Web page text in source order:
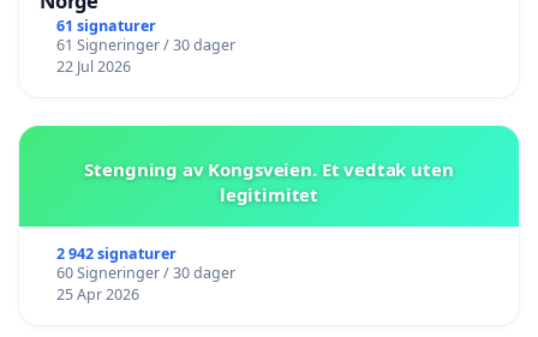
61 signaturer
61 Signeringer / 30 dager
22 Jul 2026
Stengning av Kongsveien. Et vedtak uten
legitimitet
2 942 signaturer
60 Signeringer / 30 dager
25 Apr 2026